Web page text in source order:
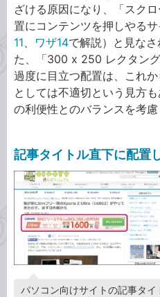
ざける原因になり、「スク
置にコンテンツを押しやる
11、 ワザ14で解説）と見な
た、「300 x 250 レクタン
過度に目立つ配置は、これ
としては不適切という見方
の利便性とのバランスを考慮
記事タイトル直下に配置
パソコン向けサイトの記事タ